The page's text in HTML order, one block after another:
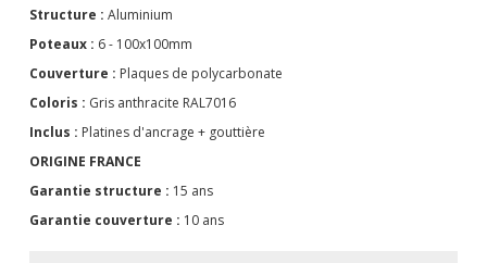
Structure : Aluminium
Poteaux : 6 - 100x100mm
Couverture : Plaques de polycarbonate
Coloris : Gris anthracite RAL7016
Inclus : Platines d'ancrage + gouttière
ORIGINE FRANCE
Garantie structure : 15 ans
Garantie couverture : 10 ans